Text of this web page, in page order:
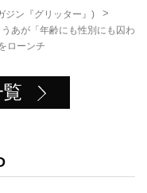
ジン『グリッター』) >
あが「年齢にも性別にも囚わ
ローンチ